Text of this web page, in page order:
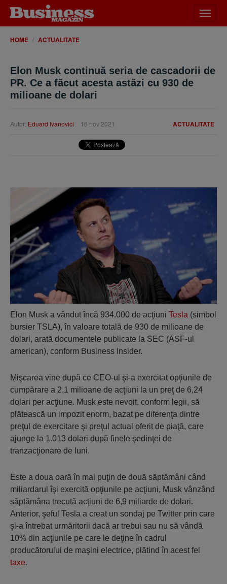
meniu
HOME ACTUALITATE
Elon Musk continuă seria de cascadorii de
PR. Ce a făcut acesta astăzi cu 930 de
milioane de dolari
ACTUALITATE
Autor: Eduard Ivanovici 16 nov 2021
Elon Musk a vândut încă 934.000 de acţiuni Tesla (simbol
bursier TSLA), în valoare totală de 930 de milioane de
dolari, arată documentele publicate la SEC (ASF-ul
american), conform Business Insider.
Mişcarea vine după ce CEO-ul şi-a exercitat opţiunile de
cumpărare a 2,1 milioane de acţiuni la un preţ de 6,24
dolari per acţiune. Musk este nevoit, conform legii, să
plătească un impozit enorm, bazat pe diferenţa dintre
preţul de exercitare şi preţul actual oferit de piaţă, care
ajunge la 1.013 dolari după finele şedinţei de
tranzacţionare de luni.
Este a doua oară în mai puţin de două săptămâni când
miliardarul îşi exercită opţiunile pe acţiuni, Musk vânzând
săptămâna trecută acţiuni de 6,9 miliarde de dolari.
Anterior, şeful Tesla a creat un sondaj pe Twitter prin care
şi-a întrebat urmăritorii dacă ar trebui sau nu să vândă
10% din acţiunile pe care le deţine în cadrul
producătorului de maşini electrice, plătind în acest fel
taxe.